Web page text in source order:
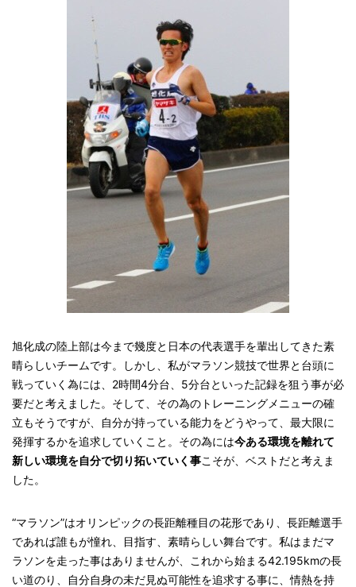
旭化成の陸上部は今まで幾度と日本の代表選手を輩出してきた素
晴らしいチームです。しかし、私がマラソン競技で世界と台頭に
戦っていく為には、2時間4分台、5分台といった記録を狙う事が必
要だと考えました。そして、その為のトレーニングメニューの確
立もそうですが、自分が持っている能力をどうやって、最大限に
発揮するかを追求していくこと。その為には今ある環境を離れて
新しい環境を自分で切り拓いていく事こそが、ベストだと考えま
した。
“マラソン”はオリンピックの長距離種目の花形であり、長距離選手
であれば誰もが憧れ、目指す、素晴らしい舞台です。私はまだマ
ラソンを走った事はありませんが、これから始まる42.195kmの長
い道のり、自分自身の未だ見ぬ可能性を追求する事に、情熱を持